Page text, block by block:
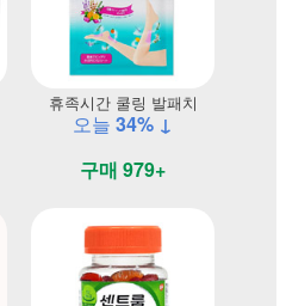
휴족시간 쿨링 발패치
오늘 34% ↓
구매 979+